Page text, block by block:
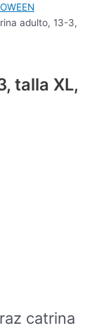
adulto, 13-3,
talla XL,
catrina